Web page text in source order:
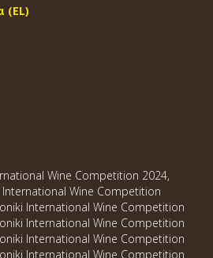
(EL)
Wine Competition 2024,
International Wine Competition
International Wine Competition
International Wine Competition
International Wine Competition
International Wine Competition